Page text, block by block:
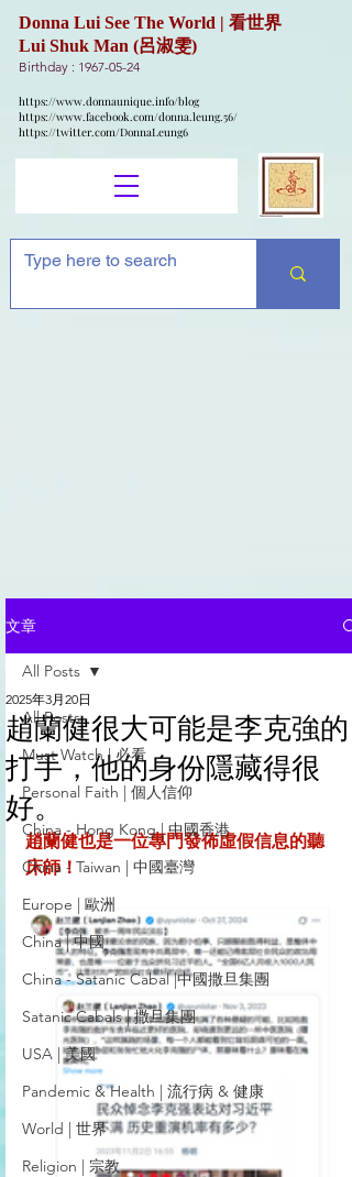
Donna Lui See The World | 看世界
Lui Shuk Man (呂淑雯)
Birthday : 1967-05-24
https://www.donnaunique.info/blog
https://www.facebook.com/donna.leung.56/
https://twitter.com/DonnaLeung6
文章
All Posts
Must Watch | 必看
Personal Faith | 個人信仰
China - Hong Kong | 中國香港
China - Taiwan | 中國臺灣
Europe | 歐洲
China | 中國
China - Satanic Cabal |中國撒旦集團
Satanic Cabals | 撒旦集團
USA | 美國
Pandemic & Health | 流行病 & 健康
World | 世界
Religion | 宗教
All Posts
趙蘭健很大可能是李克強的
打手，他的身份隱藏得很
好。
2025年3月20日
趙蘭健也是一位專門發佈虛假信息的聽
床師！